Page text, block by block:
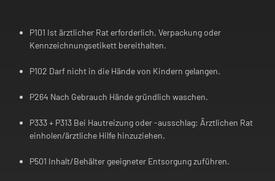
P101 Ist ärztlicher Rat erforderlich, Verpackung oder
Kennzeichnungsetikett bereithalten.
P102 Darf nicht in die Hände von Kindern gelangen.
P264 Nach Gebrauch Hände gründlich waschen.
P333 + P313 Bei Hautreizung oder -ausschlag: Ärztlichen Rat
einholen/ärztliche Hilfe hinzuziehen.
P501 Inhalt/Behälter geeigneter Entsorgung zuführen.